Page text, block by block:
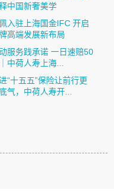
中国新奢美学
入驻上海国金IFC 开启
高端发展新布局
服务践承诺 一日速赔50
中荷人寿上海...
“十五五”保险让前行更
气，中荷人寿开...